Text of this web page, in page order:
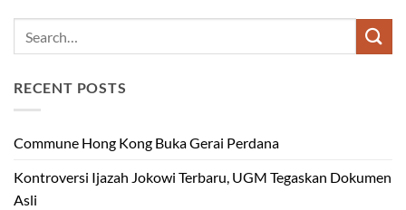
RECENT POSTS
Commune Hong Kong Buka Gerai Perdana
Kontroversi Ijazah Jokowi Terbaru, UGM Tegaskan Dokumen
Asli